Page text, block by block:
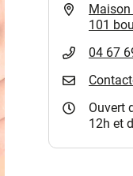
101
04 67
Ouvert
12h et